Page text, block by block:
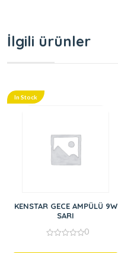
İlgili ürünler
In Stock
KENSTAR GECE AMPÜLÜ 9W
SARI
0